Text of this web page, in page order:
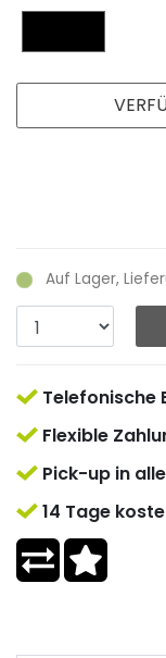
Auf Lager,
Telefonische
Flexible
Pick-up in
14 Tage